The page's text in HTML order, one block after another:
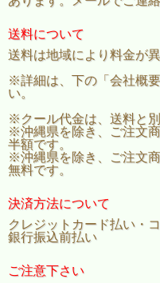
送料について
送料は地域により料金が異
※詳細は、下の「会社概
い。
※クール代金は、送料と
※沖縄県を除き、ご注文
半額です。
※沖縄県を除き、ご注文
無料です。
決済方法について
クレジットカード払い・
銀行振込前払い
ご注意下さい